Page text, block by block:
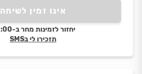
אינו זמין לשיחה
יחזור לזמינות מחר ב-08:00
תזכירו לי בSMS